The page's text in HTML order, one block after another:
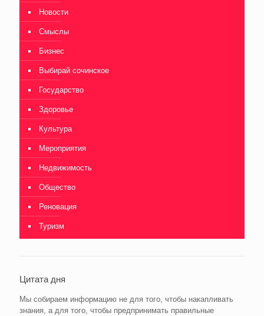
Новости
Смыслы
Бизнес
Выбирай сочинское
Государство
Здоровье
Культура
Мероприятия
Недвижимость
Общество
Реновация
Туризм
Цитата дня
Мы собираем информацию не для того, чтобы накапливать
знания, а для того, чтобы предпринимать правильные